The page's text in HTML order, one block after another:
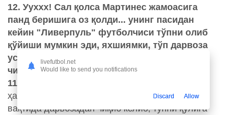
12. Ууххх! Сал қолса Мартинес жамоасига
панд беришига оз қолди... унинг пасидан
кейин "Ливерпуль" футболчиси тўпни олиб
қўйиши мумкин эди, яхшиямки, тўп дарвоза
устунига теккан ҳолда майдон ташқарисига
чиқиб кетди.
11.
ҳаволатиб ичкарига оширди. Мартинес ўз
вақтида дарвозадан чиқиб келиб, тўпни қўлига
livefutbol.net
Would like to send you notifications
Discard Allow